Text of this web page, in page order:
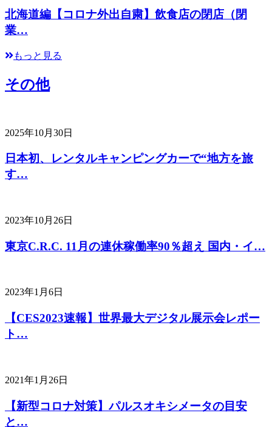
北海道編【コロナ外出自粛】飲食店の閉店（閉
業…
もっと見る
その他
2025年10月30日
日本初、レンタルキャンピングカーで“地方を旅
す…
2023年10月26日
東京C.R.C. 11月の連休稼働率90％超え 国内・イ…
2023年1月6日
【CES2023速報】世界最大デジタル展示会レポー
ト…
2021年1月26日
【新型コロナ対策】パルスオキシメータの目安
と…